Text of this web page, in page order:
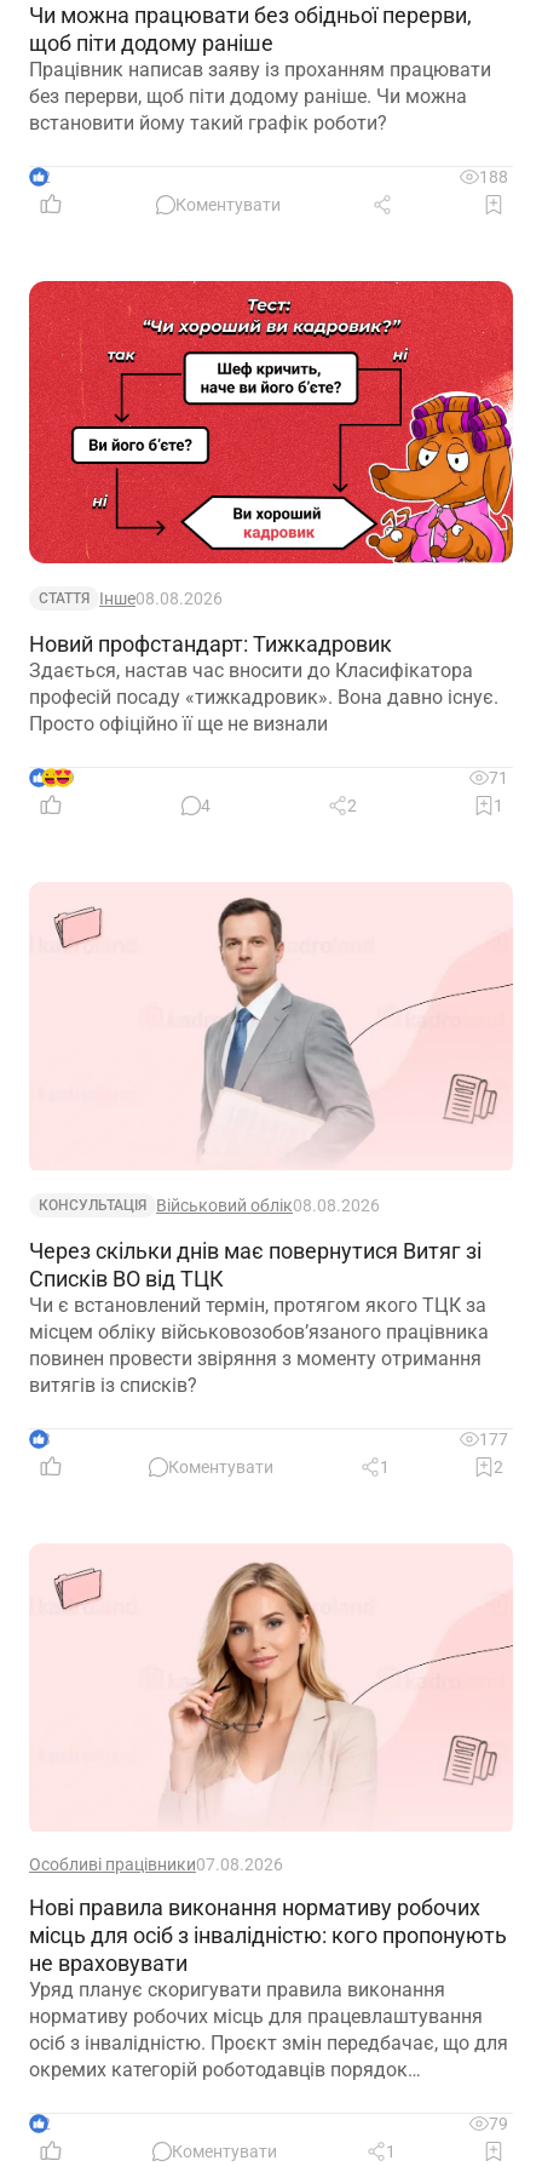
Чи можна працювати без обідньої перерви,
щоб піти додому раніше
Працівник написав заяву із проханням працювати
без перерви, щоб піти додому раніше. Чи можна
встановити йому такий графік роботи?
2
188
Коментувати
СТАТТЯ Інше08.08.2026
Новий профстандарт: Тижкадровик
Здається, настав час вносити до Класифікатора
професій посаду «тижкадровик». Вона давно існує.
Просто офіційно її ще не визнали
9
71
4
2 1
КОНСУЛЬТАЦІЯ Військовий облік08.08.2026
Через скільки днів має повернутися Витяг зі
Списків ВО від ТЦК
Чи є встановлений термін, протягом якого ТЦК за
місцем обліку військовозобов’язаного працівника
повинен провести звіряння з моменту отримання
витягів із списків?
3
177
Коментувати
1 2
Особливі працівники07.08.2026
Нові правила виконання нормативу робочих
місць для осіб з інвалідністю: кого пропонують
не враховувати
Уряд планує скоригувати правила виконання
нормативу робочих місць для працевлаштування
осіб з інвалідністю. Проєкт змін передбачає, що для
окремих категорій роботодавців порядок
врахувати специфіку їхньої діяльності та усунути
практичні труднощі із виконанням законодавчих
2
79
Коментувати
1